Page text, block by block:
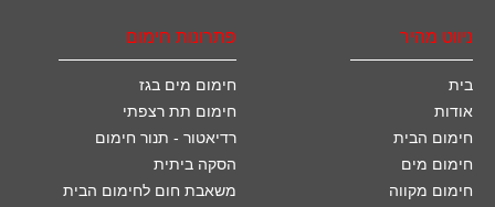
ניווט מהיר
בית
אודות
חימום הבית
חימום מים
חימום מקווה
פתרונות חימום
חימום מים בגז
חימום תת רצפתי
רדיאטור - תנור חימום
הסקה ביתית
משאבת חום לחימום הבית